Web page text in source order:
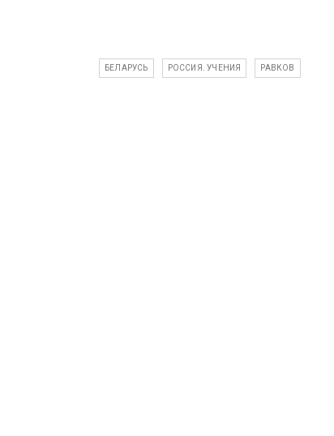
БЕЛАРУСЬ РОССИЯ. УЧЕНИЯ РАВКОВ